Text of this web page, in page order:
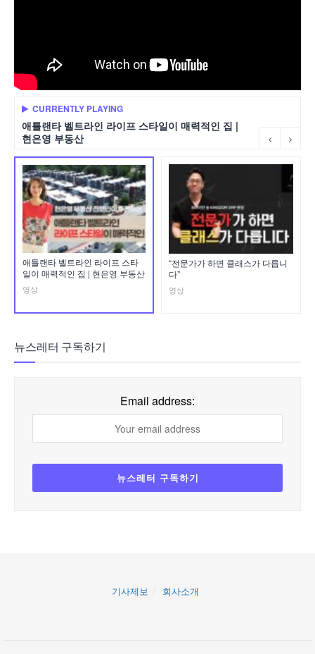
CURRENTLY PLAYING
애틀랜타 벨트라인 라이프 스타일이 매력적인 집 |
현은영 부동산
애틀랜타 벨트라인 라이프 스타
일이 매력적인 집 | 현은영 부동산
영상
“전문가가 하면 클래스가 다릅니
다”
영상
뉴스레터 구독하기
Email address:
기사제보 회사소개